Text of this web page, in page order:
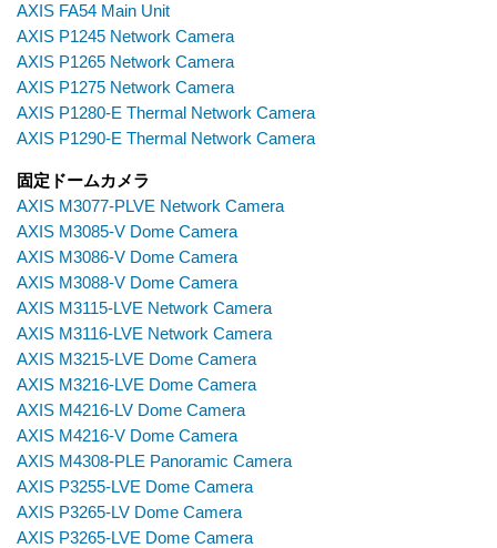
AXIS FA54 Main Unit
AXIS P1245 Network Camera
AXIS P1265 Network Camera
AXIS P1275 Network Camera
AXIS P1280-E Thermal Network Camera
AXIS P1290-E Thermal Network Camera
固定ドームカメラ
AXIS M3077-PLVE Network Camera
AXIS M3085-V Dome Camera
AXIS M3086-V Dome Camera
AXIS M3088-V Dome Camera
AXIS M3115-LVE Network Camera
AXIS M3116-LVE Network Camera
AXIS M3215-LVE Dome Camera
AXIS M3216-LVE Dome Camera
AXIS M4216-LV Dome Camera
AXIS M4216-V Dome Camera
AXIS M4308-PLE Panoramic Camera
AXIS P3255-LVE Dome Camera
AXIS P3265-LV Dome Camera
AXIS P3265-LVE Dome Camera